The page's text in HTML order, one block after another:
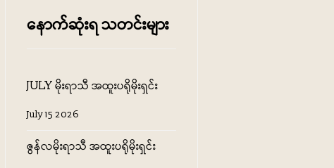
‌နောက်ဆုံးရ သတင်းများ
JULY မိုးရာသီ အထူးပရိုမိုးရှင်း
July 15 2026
ဇွန်လမိုးရာသီ အထူးပရိုမိုးရှင်း